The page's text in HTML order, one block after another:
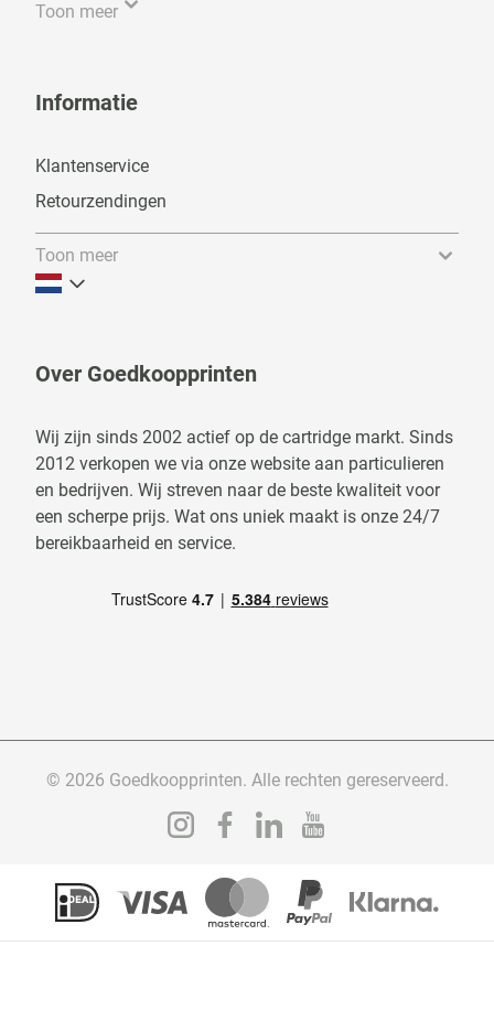
Toon meer
Informatie
Klantenservice
Retourzendingen
Toon meer
Over Goedkoopprinten
Wij zijn sinds 2002 actief op de cartridge markt. Sinds
2012 verkopen we via onze website aan particulieren
en bedrijven. Wij streven naar de beste kwaliteit voor
een scherpe prijs. Wat ons uniek maakt is onze 24/7
bereikbaarheid en service.
© 2026 Goedkoopprinten. Alle rechten gereserveerd.